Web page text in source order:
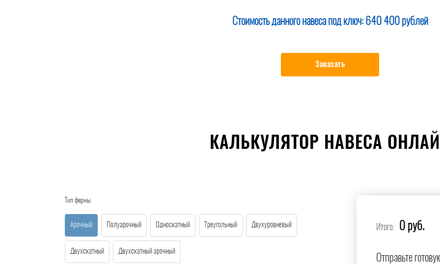
Стоимость данного навеса под ключ: 640 400 рублей
Заказать
КАЛЬКУЛЯТОР НАВЕСА
Тип фермы
Арочный Полуарочный Односкатный Треугольный Двухуровневый
Двухскатный Двухскатный арочный
Итого: 0 руб.
Отправьте